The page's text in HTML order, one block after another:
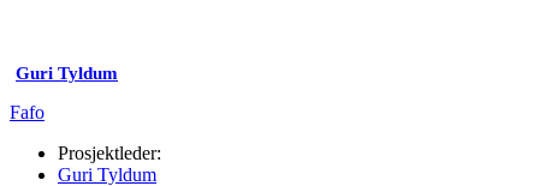
Guri Tyldum
Fafo
Prosjektleder:
Guri Tyldum